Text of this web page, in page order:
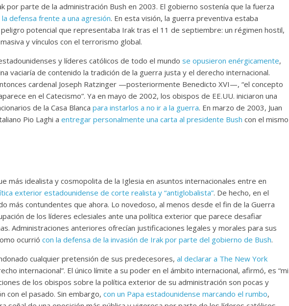
por parte de la administración Bush en 2003. El gobierno sostenía que la fuerza
defensa frente a una agresión. En esta visión, la guerra preventiva estaba
potencial que representaba Irak tras el 11 de septiembre: un régimen hostil,
y vínculos con el terrorismo global.
y líderes católicos de todo el mundo se opusieron enérgicamente,
vaciaría de contenido la tradición de la guerra justa y el derecho internacional.
cardenal Joseph Ratzinger —posteriormente Benedicto XVI—, “el concepto
en el Catecismo”. Ya en mayo de 2002, los obispos de EE.UU. iniciaron una
de la Casa Blanca para instarlos a no ir a la guerra. En marzo de 2003, Juan
Pio Laghi a entregar personalmente una carta al presidente Bush con el mismo
más idealista y cosmopolita de la Iglesia en asuntos internacionales entre en
exterior estadounidense de corte realista y “antiglobalista”. De hecho, en el
más contundentes que ahora. Lo novedoso, al menos desde el fin de la Guerra
de los líderes eclesiales ante una política exterior que parece desafiar
Administraciones anteriores ofrecían justificaciones legales y morales para sus
ocurrió con la defensa de la invasión de Irak por parte del gobierno de Bush.
cualquier pretensión de sus predecesores, al declarar a The New York
internacional”. El único límite a su poder en el ámbito internacional, afirmó, es “mi
de los obispos sobre la política exterior de su administración son pocas y
con el pasado. Sin embargo, con un Papa estadounidense marcando el rumbo,